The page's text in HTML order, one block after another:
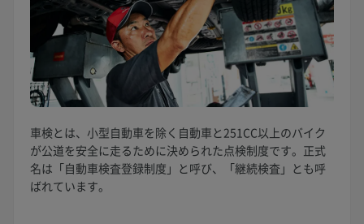
車検とは、小型自動車を除く自動車と251CC以上のバイク
が公道を安全に走るために決められた点検制度です。正式
名は「自動車検査登録制度」と呼び、「継続検査」とも呼
ばれています。